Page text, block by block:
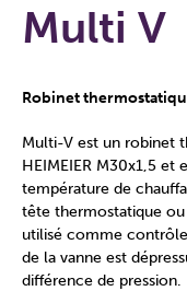
Multi V
Robinet
Multi-V est un robinet
HEIMEIER M30x1,5 et
température de
tête thermostatique
utilisé comme
de la vanne est
différence de pression.